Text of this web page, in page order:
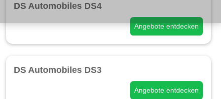
DS Automobiles DS4
Angebote entdecken
DS Automobiles DS3
Angebote entdecken